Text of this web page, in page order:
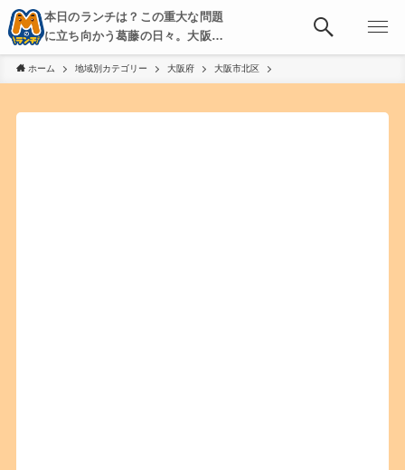
本日のランチは？この重大な問題
に立ち向かう葛藤の日々。大阪・
京都・神戸を中心とした食べ歩
き、飲み歩きを綴る。
ホーム 地域別カテゴリー 大阪府 大阪市北区